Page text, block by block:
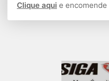
Clique aqui e